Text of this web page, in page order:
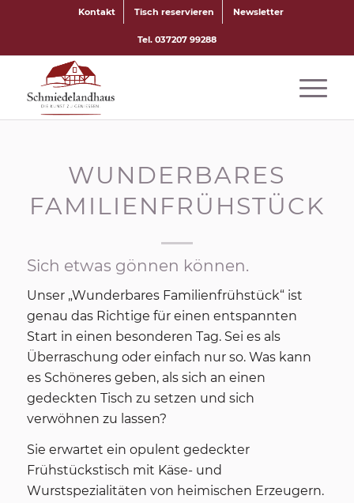
Kontakt Tisch reservieren Newsletter
Tel. 037207 99288
WUNDERBARES
FAMILIENFRÜHSTÜCK
Sich etwas gönnen können.
Unser „Wunderbares Familienfrühstück“ ist
genau das Richtige für einen entspannten
Start in einen besonderen Tag. Sei es als
Überraschung oder einfach nur so. Was kann
es Schöneres geben, als sich an einen
gedeckten Tisch zu setzen und sich
verwöhnen zu lassen?
Sie erwartet ein opulent gedeckter
Frühstückstisch mit Käse- und
Wurstspezialitäten von heimischen Erzeugern.